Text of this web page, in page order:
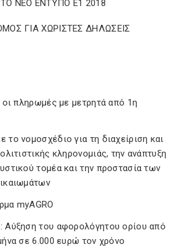
οι πληρωμές με μετρητά από 1η
το νομοσχέδιο για τη διαχείριση και
κληρονομιάς, την ανάπτυξη
τομέα και την προστασία των
myAGRO
Αύξηση του αφορολόγητου ορίου από
σε 6.000 ευρώ τον χρόνο
ΝΕΟ ΕΝΤΥΠΟ Ε1 2018
ΓΙΑ ΧΩΡΙΣΤΕΣ ΔΗΛΩΣΕΙΣ